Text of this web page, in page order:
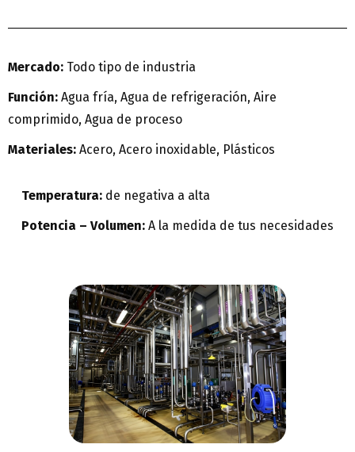
Mercado: Todo tipo de industria
Función: Agua fría, Agua de refrigeración, Aire
comprimido, Agua de proceso
Materiales: Acero, Acero inoxidable, Plásticos
Temperatura: de negativa a alta
Potencia – Volumen: A la medida de tus necesidades